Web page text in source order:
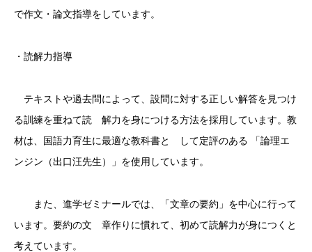
で作文・論文指導をしています。
・ 読解力指導
テキストや過去問によって、設問に対する正しい解答を見つけ
る訓練を重ねて読 解力を身につける方法を採用しています。教
材は、国語力育生に最適な教科書と して定評のある 「論理エ
ンジン（出口汪先生）」を使用しています。
また、進学ゼミナールでは、「文章の要約」を中心に行って
います。要約の文 章作りに慣れて、初めて読解力が身につくと
考えています。